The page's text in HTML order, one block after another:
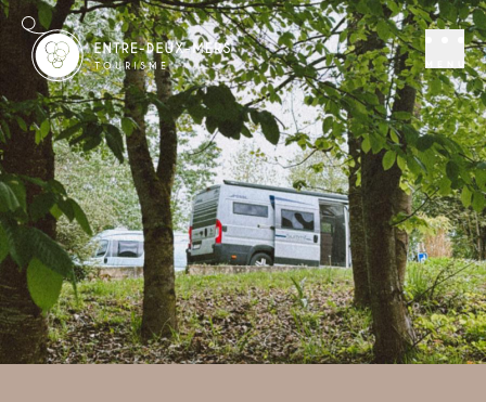
MENU
Aire de camping-
cars de la Ferme
du Moulinat
LOUBENS
Ajouter aux favoris